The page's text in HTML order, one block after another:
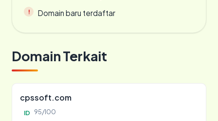
Domain baru terdaftar
Domain Terkait
cpssoft.com
ID 95/100